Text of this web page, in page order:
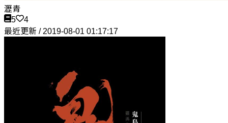
瀝青
5
4
最近更新 / 2019-08-01 01:17:17